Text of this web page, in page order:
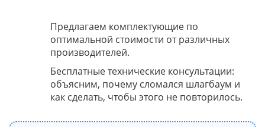
Предлагаем комплектующие по
оптимальной стоимости от различных
производителей.
Бесплатные технические консультации:
объясним, почему сломался шлагбаум и
как сделать, чтобы этого не повторилось.